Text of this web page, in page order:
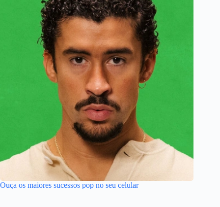
Ouça os maiores sucessos pop no seu celular